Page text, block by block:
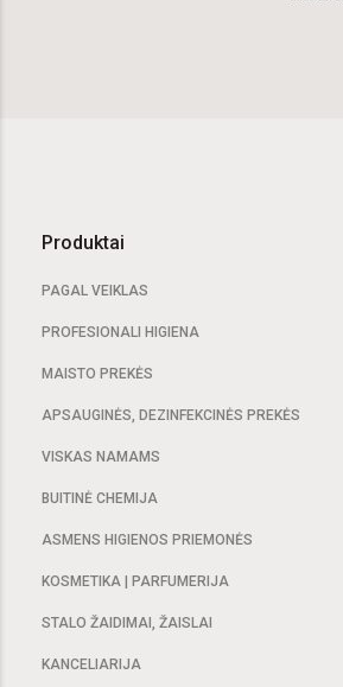
Produktai
PAGAL VEIKLAS
PROFESIONALI HIGIENA
MAISTO PREKĖS
APSAUGINĖS, DEZINFEKCINĖS PREKĖS
VISKAS NAMAMS
BUITINĖ CHEMIJA
ASMENS HIGIENOS PRIEMONĖS
KOSMETIKA | PARFUMERIJA
STALO ŽAIDIMAI, ŽAISLAI
KANCELIARIJA